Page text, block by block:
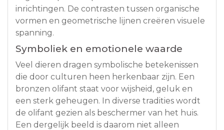
inrichtingen. De contrasten tussen organische
vormen en geometrische lijnen creëren visuele
spanning.
Symboliek en emotionele waarde
Veel dieren dragen symbolische betekenissen
die door culturen heen herkenbaar zijn. Een
bronzen olifant staat voor wijsheid, geluk en
een sterk geheugen. In diverse tradities wordt
de olifant gezien als beschermer van het huis.
Een dergelijk beeld is daarom niet alleen